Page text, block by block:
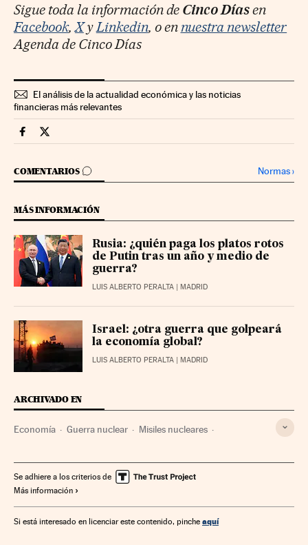
Sigue toda la información de Cinco Díasen
Facebook,Xy Linkedin, o en nuestra newsletter
Agenda de Cinco Días
El análisis de la actualidad económica y las noticias
financieras más relevantes
Economia Cinco Días en Facebook
Economia Cinco Días en Twitter
COMENTARIOS
IR A LOS COMENTARIOS Normas›
MÁS INFORMACIÓN
Rusia: ¿quién paga los platos rotos
de Putin tras un año y medio de
guerra?
LUIS ALBERTO PERALTA | MADRID
Israel: ¿otra guerra que golpeará
la economía global?
LUIS ALBERTO PERALTA | MADRID
ARCHIVADO EN
Economía Guerra nuclear Misiles nucleares
Se adhiere a los criterios de
Más información
Si está interesado en licenciar este contenido, pinche aquí